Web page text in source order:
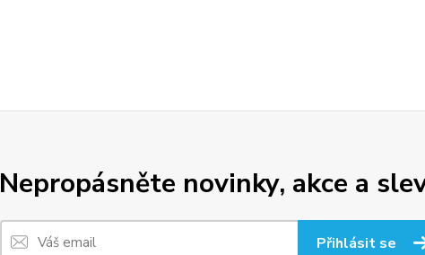
Nepropásněte novinky, akce a
Přihlásit se